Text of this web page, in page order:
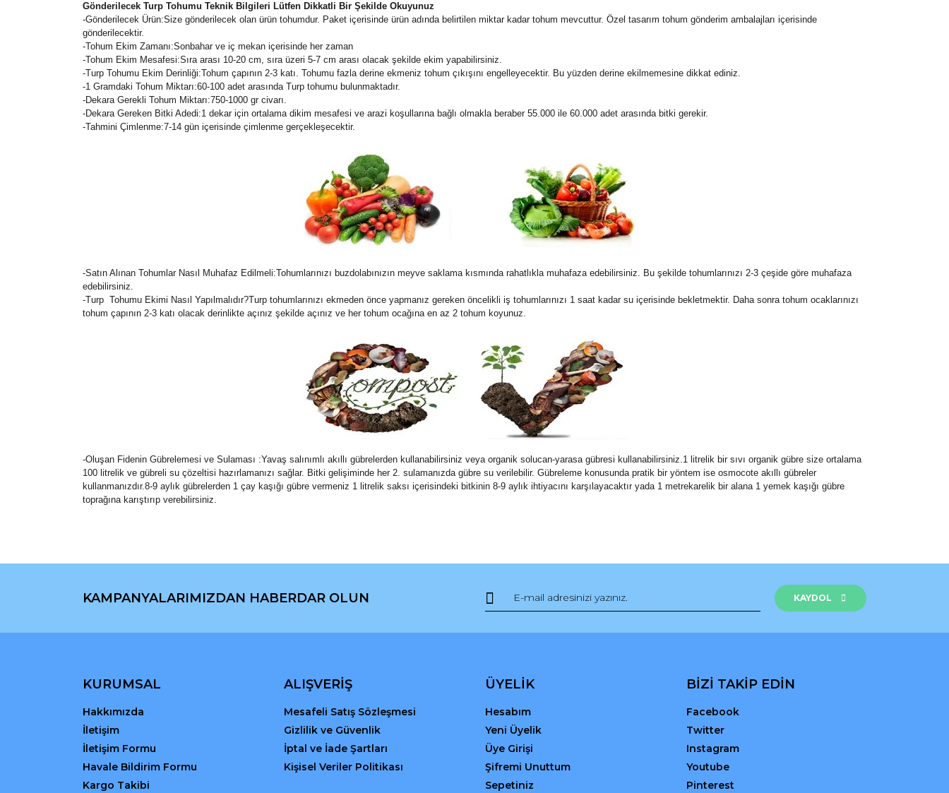
Gönderilecek Turp Tohumu Teknik Bilgileri Lütfen Dikkatli Bir Şekilde Okuyunuz
-Gönderilecek Ürün:Size gönderilecek olan ürün tohumdur. Paket içerisinde ürün adında belirtilen miktar kadar tohum mevcuttur. Özel tasarım tohum gönderim ambalajları içerisinde
gönderilecektir.
-Tohum Ekim Zamanı:Sonbahar ve iç mekan içerisinde her zaman
-Tohum Ekim Mesafesi:Sıra arası 10-20 cm, sıra üzeri 5-7 cm arası olacak şekilde ekim yapabilirsiniz.
-Turp Tohumu Ekim Derinliği:Tohum çapının 2-3 katı. Tohumu fazla derine ekmeniz tohum çıkışını engelleyecektir. Bu yüzden derine ekilmemesine dikkat ediniz.
-1 Gramdaki Tohum Miktarı:60-100 adet arasında Turp tohumu bulunmaktadır.
-Dekara Gerekli Tohum Miktarı:750-1000 gr civarı.
-Dekara Gereken Bitki Adedi:1 dekar için ortalama dikim mesafesi ve arazi koşullarına bağlı olmakla beraber 55.000 ile 60.000 adet arasında bitki gerekir.
-Tahmini Çimlenme:7-14 gün içerisinde çimlenme gerçekleşecektir.
-Satın Alınan Tohumlar Nasıl Muhafaz Edilmeli:Tohumlarınızı buzdolabınızın meyve saklama kısmında rahatlıkla muhafaza edebilirsiniz. Bu şekilde tohumlarınızı 2-3 çeşide göre muhafaza
edebilirsiniz.
-Turp Tohumu Ekimi Nasıl Yapılmalıdır?Turp tohumlarınızı ekmeden önce yapmanız gereken öncelikli iş tohumlarınızı 1 saat kadar su içerisinde bekletmektir. Daha sonra tohum ocaklarınızı
tohum çapının 2-3 katı olacak derinlikte açınız şekilde açınız ve her tohum ocağına en az 2 tohum koyunuz.
-Oluşan Fidenin Gübrelemesi ve Sulaması :Yavaş salınımlı akıllı gübrelerden kullanabilirsiniz veya organik solucan-yarasa gübresi kullanabilirsiniz.1 litrelik bir sıvı organik gübre size ortalama
100 litrelik ve gübreli su çözeltisi hazırlamanızı sağlar. Bitki gelişiminde her 2. sulamanızda gübre su verilebilir. Gübreleme konusunda pratik bir yöntem ise osmocote akıllı gübreler
kullanmanızdır.8-9 aylık gübrelerden 1 çay kaşığı gübre vermeniz 1 litrelik saksı içerisindeki bitkinin 8-9 aylık ihtiyacını karşılayacaktır yada 1 metrekarelik bir alana 1 yemek kaşığı gübre
toprağına karıştırıp verebilirsiniz.
Yorum Yaz
Görüş ve önerileriniz için teşekkür ederiz.
Ürün resmi kalitesiz, bozuk veya görüntülenemiyor.
Gönder
KAMPANYALARIMIZDAN HABERDAR OLUN KAYDOL
KURUMSAL
Hakkımızda
İletişim
İletişim Formu
Havale Bildirim Formu
Kargo Takibi
ALIŞVERİŞ
Mesafeli Satış Sözleşmesi
Gizlilik ve Güvenlik
İptal ve İade Şartları
Kişisel Veriler Politikası
ÜYELİK
Hesabım
Yeni Üyelik
Üye Girişi
Şifremi Unuttum
Sepetiniz
BİZİ TAKİP EDİN
Facebook
Twitter
Instagram
Youtube
Pinterest